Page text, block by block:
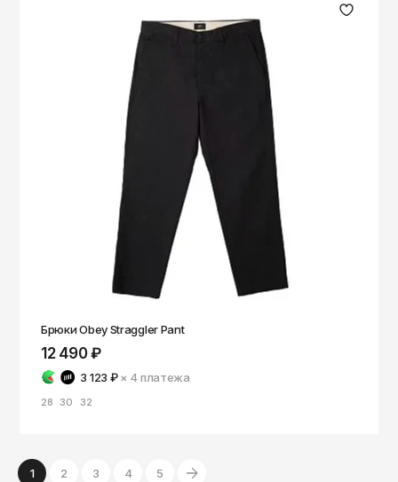
Брюки Obey Straggler Pant
12 490 ₽
3 123 ₽ × 4платежа
28 30 32
1 2 3 4 5